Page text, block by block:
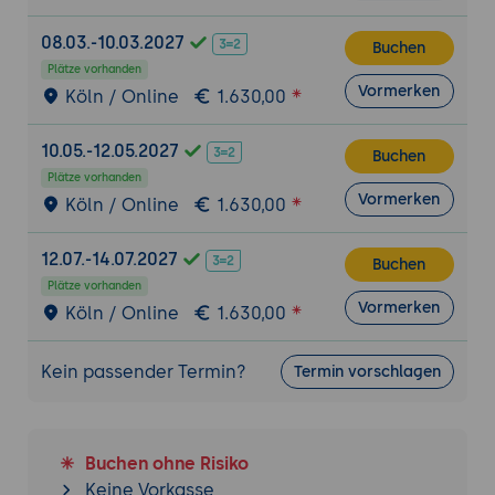
undNext.jszur Erstellung von
dynamischen, benutzerfreundlichen
Interfaces für Headless WordPress.
Kommunikation mit der WordPress REST
API: Verwendung von
oder Fetchin
React und Vue.js, um Daten aus dem
WordPress-Backend zu laden und im
Gestaltung eines flexiblen Frontends: Wie
man ein separates, responsives und
performantes Frontend erstellt, das
Inhalte von WordPress dynamisch lädt und
darstellt.
Ziel der Übung: Die Teilnehmer erstellen
08.03.-10.03.2027
Plätze vorhanden
Köln / Online 1.630,00
Buchen
Vormerken
10.05.-12.05.2027
Plätze vorhanden
Köln / Online 1.630,00
Buchen
Vormerken
12.07.-14.07.2027
Plätze vorhanden
Köln / Online 1.630,00
Buchen
Vormerken
Kein passender Termin? Termin vorschlagen
Buchen ohne Risiko
Keine Vorkasse